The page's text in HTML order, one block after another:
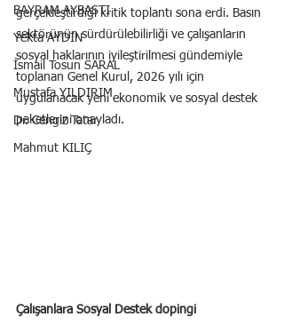
BAYRAM AYBASTI
Yekta AYDIN
İsmail Tosun SARAL
Mustafa YILDIRIM
Dr. Cengiz Tatar
Mahmut KILIÇ
gerçekleştirdiği kritik toplantı sona erdi. Basın
sektörünün sürdürülebilirliği ve çalışanların
sosyal haklarının iyileştirilmesi gündemiyle
toplanan Genel Kurul, 2026 yılı için
uygulanacak yeni ekonomik ve sosyal destek
paketlerini onayladı.
Çalışanlara Sosyal Destek dopingi